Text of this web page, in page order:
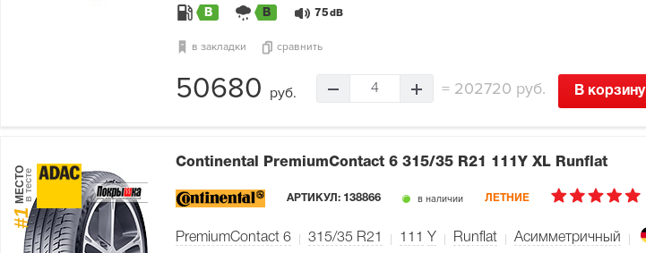
B B 75 dB
в закладки сравнить
50680 руб. 4 =202720 руб. В корзину
#1
МЕСТОв тесте
Continental PremiumContact 6 315/35 R21 111Y XL Runflat
АРТИКУЛ: 138866 в наличии ЛЕТНИЕ
PremiumContact 6 315/35 R21 111 Y Runflat Асимметричный